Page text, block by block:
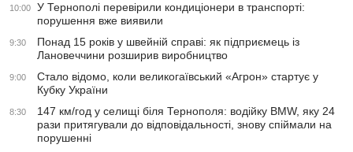
10:00
У Тернополі перевірили кондиціонери в транспорті:
порушення вже виявили
9:30
Понад 15 років у швейній справі: як підприємець із
Лановеччини розширив виробництво
9:00
Стало відомо, коли великогаївський «Агрон» стартує у
Кубку України
8:30
147 км/год у селищі біля Тернополя: водійку BMW, яку 24
рази притягували до відповідальності, знову спіймали на
порушенні